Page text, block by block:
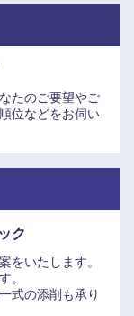
、札幌ドーム
）
2007）
、関西国際空港
2019）
たのご要望やご
位などをお伺い
ク
をいたします。
。
式の添削も承り